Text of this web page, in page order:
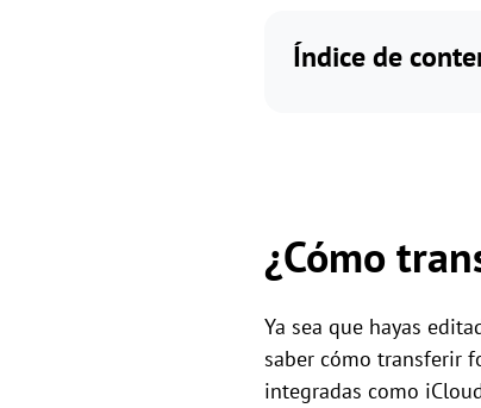
Índice de
¿Cómo
Ya sea que hayas
saber cómo transferir
integradas como